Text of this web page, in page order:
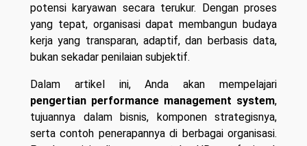
potensi karyawan secara terukur. Dengan proses
yang tepat, organisasi dapat membangun budaya
kerja yang transparan, adaptif, dan berbasis data,
bukan sekadar penilaian subjektif.
Dalam artikel ini, Anda akan mempelajari
pengertian performance management system,
tujuannya dalam bisnis, komponen strategisnya,
serta contoh penerapannya di berbagai organisasi.